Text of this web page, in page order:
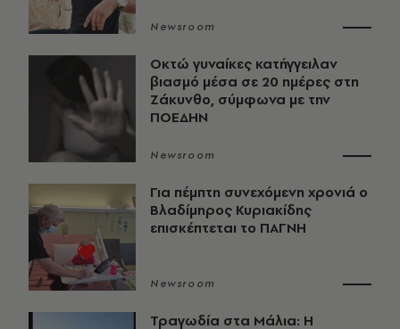
Newsroom
Οκτώ γυναίκες κατήγγειλαν
βιασμό μέσα σε 20 ημέρες στη
Ζάκυνθο, σύμφωνα με την
ΠΟΕΔΗΝ
Newsroom
Για πέμπτη συνεχόμενη χρονιά ο
Βλαδίμηρος Κυριακίδης
επισκέπτεται το ΠΑΓΝΗ
Newsroom
Τραγωδία στα Μάλια: Η